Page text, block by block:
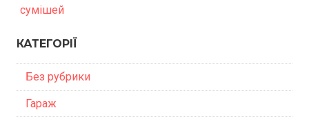
сумішей
КАТЕГОРІЇ
Без рубрики
Гараж